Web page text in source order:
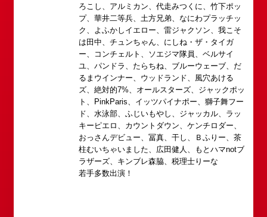
ろこし、アルミカン、代走みつくに、竹下ポッ
プ、華井二等兵、土方兄弟、なにわプラッチッ
ク、よふかしイエロー、雷ジャクソン、我こそ
は田中、チュンちゃん、にしね・ザ・タイガ
ー、コンチェルト、ソエジマ隊員、ベルサイ
ユ、パンドラ、たらちね、ブルーウェーブ、だ
るまウインナー、ウッドランド、風穴あける
ズ、絶対的7%、オールスターズ、ジャックポッ
ト、PinkParis、イッツパイナポー、獅子舞フー
ド、水泳部、ふじいもやし、ジャッカル、ラッ
キーピエロ、カウントダウン、ケンチロダー、
おっさんデビュー、冨真、干し、Ｂふりー、茶
柱むいちゃいました、広田健人、もとハマnotブ
ラザーズ、キンブレ森脇、税理士りーな
若手多数出演！
「角座」の名称は、「角の芝居」と呼ばれた江戸時
代に遡ります。
「角座」はかつて、浪花座、中座、朝日座、弁天座
「五つ櫓」若しくは「道頓堀五座」と呼ばれ、
所属オーディションに関するお問い合わせ
以下のアドレスからお問い合わせ願います。
大阪本社 タレント開発室： o-
school@shochikugeino.jp
東京支社 タレント開発室：